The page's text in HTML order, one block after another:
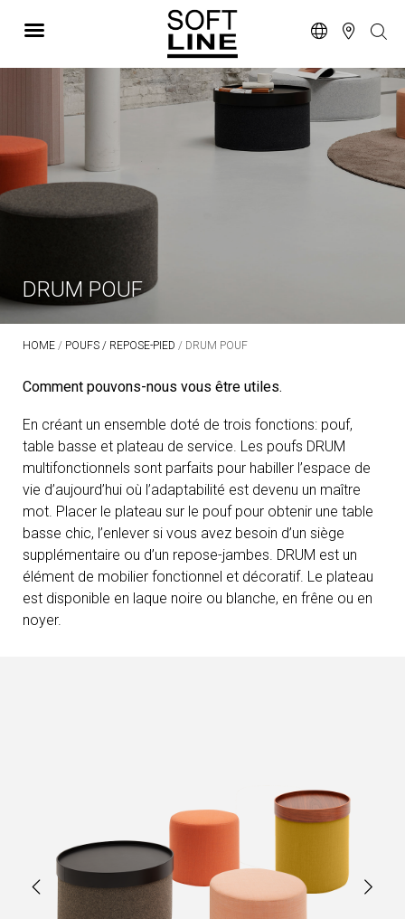
DRUM POUF
HOME / POUFS / REPOSE-PIED / DRUM POUF
Comment pouvons-nous vous être utiles.
En créant un ensemble doté de trois fonctions: pouf,
table basse et plateau de service. Les poufs DRUM
multifonctionnels sont parfaits pour habiller l’espace de
vie d’aujourd’hui où l’adaptabilité est devenu un maître
mot. Placer le plateau sur le pouf pour obtenir une table
basse chic, l’enlever si vous avez besoin d’un siège
supplémentaire ou d’un repose-jambes. DRUM est un
élément de mobilier fonctionnel et décoratif. Le plateau
est disponible en laque noire ou blanche, en frêne ou en
noyer.